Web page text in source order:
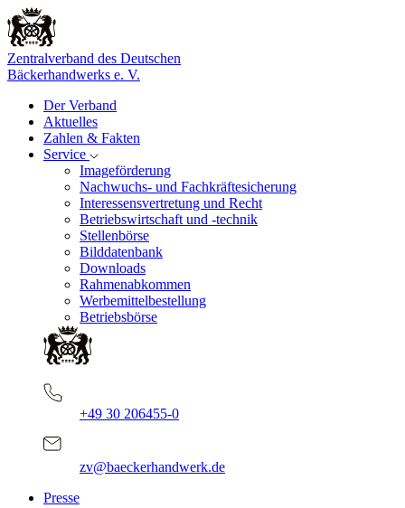
Zentralverband des Deutschen
Bäckerhandwerks e. V.
Der Verband
Aktuelles
Zahlen & Fakten
Service
Imageförderung
Nachwuchs- und Fachkräftesicherung
Interessensvertretung und Recht
Betriebswirtschaft und -technik
Stellenbörse
Bilddatenbank
Downloads
Rahmenabkommen
Werbemittelbestellung
Betriebsbörse
+49 30 206455-0
zv@baeckerhandwerk.de
Presse